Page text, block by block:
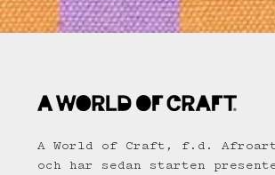
A World of Craft, f.d. Afroart,
och har sedan starten